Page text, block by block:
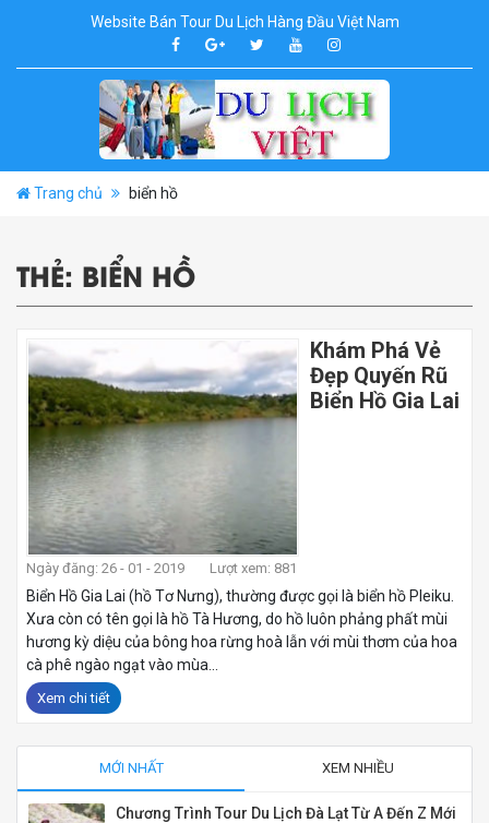
Website Bán Tour Du Lịch Hàng Đầu Việt Nam
Trang chủ biển hồ
THẺ: BIỂN HỒ
Khám Phá Vẻ
Đẹp Quyến Rũ
Biển Hồ Gia Lai
Ngày đăng: 26 - 01 - 2019 Lượt xem: 881
Biển Hồ Gia Lai (hồ Tơ Nưng), thường được gọi là biển hồ Pleiku.
Xưa còn có tên gọi là hồ Tà Hương, do hồ luôn phảng phất mùi
hương kỳ diệu của bông hoa rừng hoà lẫn với mùi thơm của hoa
cà phê ngào ngạt vào mùa...
Xem chi tiết
MỚI NHẤT XEM NHIỀU
Chương Trình Tour Du Lịch Đà Lạt Từ A Đến Z Mới